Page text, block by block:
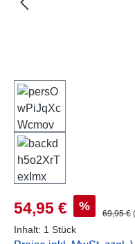
Verkaufspreis:
54,95 € %
69,95 €
Inhalt: 1 Stück